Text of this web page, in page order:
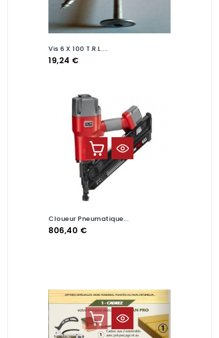
Vis 6 X 100 T.R.L....
Prix
19,24 €
Cloueur Pneumatique...
Prix
806,40 €